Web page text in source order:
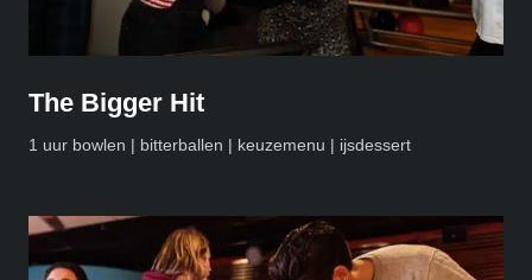
The Bigger Hit
1 uur bowlen | bitterballen | keuzemenu | ijsdessert